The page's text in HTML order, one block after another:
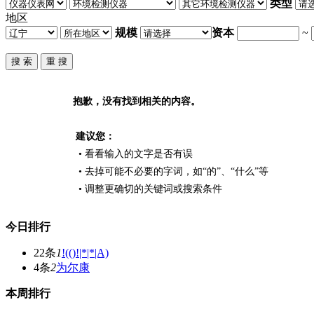
类型
地区
规模
资本 ~
抱歉，没有找到相关的内容。
建议您：
• 看看输入的文字是否有误
• 去掉可能不必要的字词，如“的”、“什么”等
• 调整更确切的关键词或搜索条件
今日排行
22条1!(()!|*|*|A)
4条2为尔康
本周排行